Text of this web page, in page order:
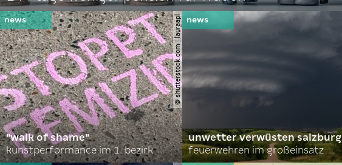
© shutterstock.com | lauraapl
"walk of shame"
kunstperformance im 1. bezirk
unwetter verwüsten salzburg
feuerwehren im großeinsatz